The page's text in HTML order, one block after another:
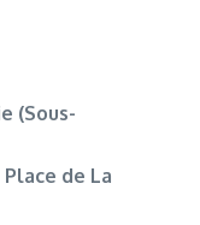
(Sous-
de La